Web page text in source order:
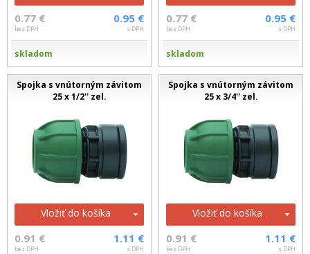
0.77 €
bez DPH
0.95 €
s DPH
skladom
0.77 €
bez DPH
0.95 €
s DPH
skladom
Spojka s vnútorným závitom
25 x 1/2'' zel.
Vložiť do košíka
0.91 €
bez DPH
1.11 €
s DPH
Spojka s vnútorným závitom
25 x 3/4'' zel.
Vložiť do košíka
0.91 €
bez DPH
1.11 €
s DPH